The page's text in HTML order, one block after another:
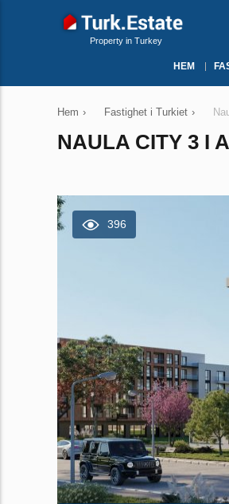
Property in Turkey
HEM
Hem › Fastighet i Turkiet ›
NAULA CITY 3 I
396